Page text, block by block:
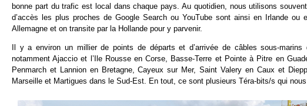
bonne part du trafic est local dans chaque pays. Au quotidien, nous utilisons
d’accès les plus proches de Google Search ou YouTube sont ainsi en Irlande
Allemagne et on transite par la Hollande pour y parvenir.
Il y a environ un millier de points de départs et d’arrivée de câbles sous-
notamment Ajaccio et l’Ile Rousse en Corse, Basse-Terre et Pointe à Pitre en
Penmarch et Lannion en Bretagne, Cayeux sur Mer, Saint Valery en Caux et
Marseille et Martigues dans le Sud-Est. En tout, ce sont plusieurs Téra-bits/s qui